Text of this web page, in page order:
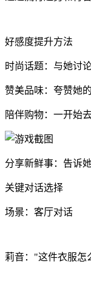
好感度提升方法
时尚话题：与她讨
赞美品味：夸赞她
陪伴购物：一开始
分享新鲜事：告诉
关键对话选择
场景：客厅对话
莉音："这件衣服怎